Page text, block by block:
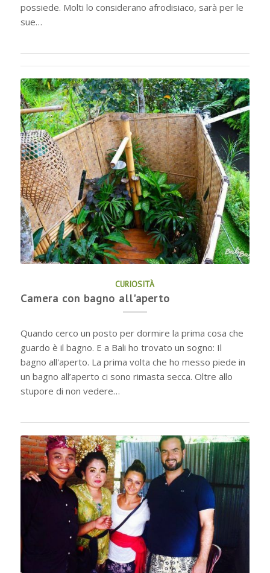
possiede. Molti lo considerano afrodisiaco, sarà per le
sue…
CURIOSITÀ
Camera con bagno all'aperto
Quando cerco un posto per dormire la prima cosa che
guardo è il bagno. E a Bali ho trovato un sogno: Il
bagno all'aperto. La prima volta che ho messo piede in
un bagno all’aperto ci sono rimasta secca. Oltre allo
stupore di non vedere…